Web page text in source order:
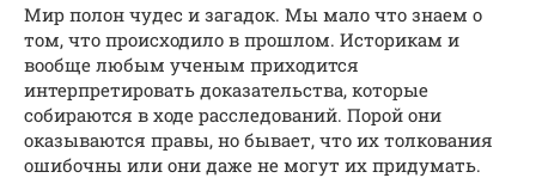
Мир полон чудес и загадок. Мы мало что знаем о
том, что происходило в прошлом. Историкам и
вообще любым ученым приходится
интерпретировать доказательства, которые
собираются в ходе расследований. Порой они
оказываются правы, но бывает, что их толкования
ошибочны или они даже не могут их придумать.